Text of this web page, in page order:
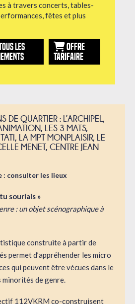
à travers concerts, tables-
fêtes et plus
LES
OFFRE
TARIFAIRE
DE QUARTIER : L’ARCHIPEL,
LES 3 MATS,
LA MPT MONPLAISIR, LE
MENET, CENTRE JEAN
: consulter les lieux
souriais »
: un objet scénographique à
construite à partir de
permet d’appréhender les micro
qui peuvent être vécues dans le
minorités de genre.
112VKRM co-construisent